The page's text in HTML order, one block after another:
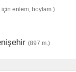
için enlem, boylam.)
(897 m.)